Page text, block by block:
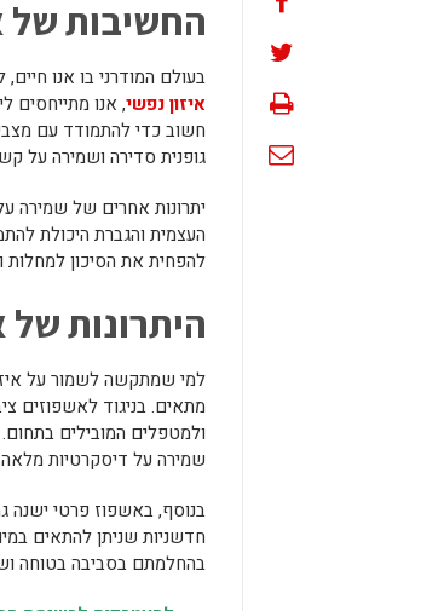
החשיבות של
בעולם המודרני בו אנו
איזון נפשי, אנו מתייחסים
חשוב כדי להתמודד עם
גופנית סדירה ושמירה על
יתרונות אחרים של שמירה
העצמית והגברת היכולת
להפחית את הסיכון למחלות
היתרונות
למי שמתקשה לשמור על
מתאים. בניגוד לאשפוזים
ולמטפלים המובילים
שמירה על דיסקרטיות
בנוסף, באשפוז פרטי ישנה
חדשניות שניתן להתאים
בהחלמתם בסביבה בטוחה